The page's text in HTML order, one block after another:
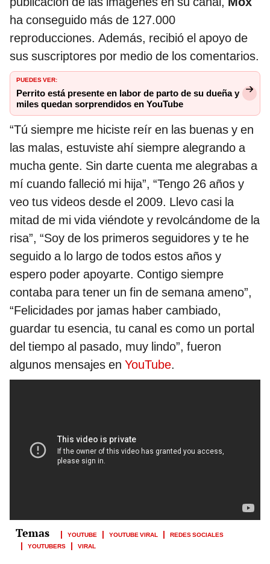
ha conseguido más de 127.000
reproducciones. Además, recibió el apoyo de
sus suscriptores por medio de los comentarios.
PUEDES VER:
Perrito está presente en labor de parto de su dueña y
miles quedan sorprendidos en YouTube
“Tú siempre me hiciste reír en las buenas y en
las malas, estuviste ahí siempre alegrando a
mucha gente. Sin darte cuenta me alegrabas a
mí cuando falleció mi hija”, “Tengo 26 años y
veo tus videos desde el 2009. Llevo casi la
mitad de mi vida viéndote y revolcándome de la
risa”, “Soy de los primeros seguidores y te he
seguido a lo largo de todos estos años y
espero poder apoyarte. Contigo siempre
contaba para tener un fin de semana ameno”,
“Felicidades por jamas haber cambiado,
guardar tu esencia, tu canal es como un portal
del tiempo al pasado, muy lindo”, fueron
algunos mensajes en YouTube.
YOUTUBE YOUTUBE VIRAL
REDES SOCIALES
YOUTUBERS
VIRAL